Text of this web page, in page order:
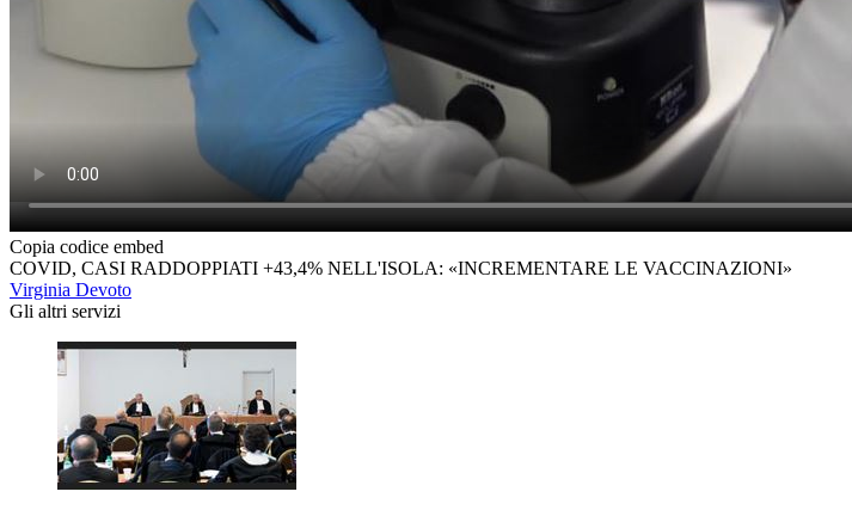
Copia codice embed
COVID, CASI RADDOPPIATI +43,4% NELL'ISOLA: «INCREMENTARE LE VACCINAZIONI»
Virginia Devoto
Gli altri servizi